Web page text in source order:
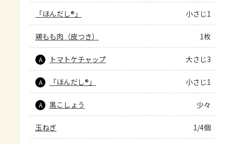
「ほんだし®」 小さじ1
鶏もも肉（皮つき） 1枚
A トマトケチャップ 大さじ3
A 「ほんだし®」 小さじ1
A 黒こしょう 少々
玉ねぎ 1/4個